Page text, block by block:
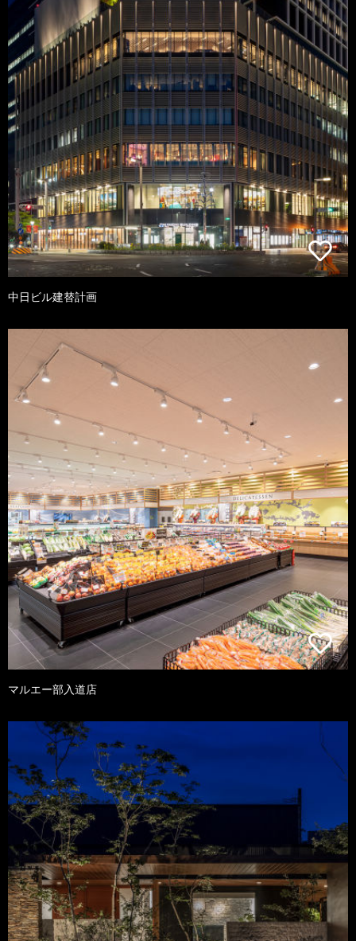
中日ビル建替計画
マルエー部入道店